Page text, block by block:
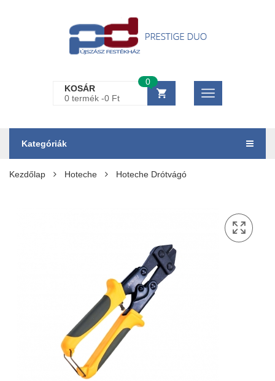
KOSÁR
0 termék -0 Ft
0
Kategóriák
Kezdőlap Hoteche Hoteche Drótvágó